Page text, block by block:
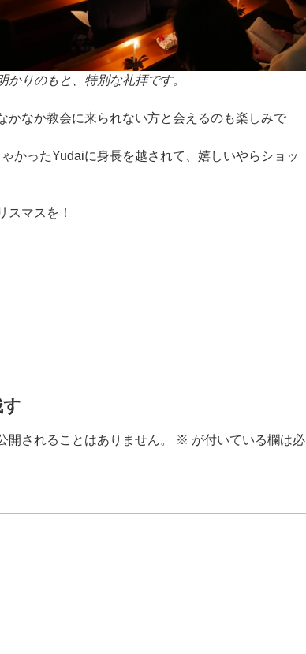
かりのもと、特別な礼拝です。
かなか教会に来られない方と会えるのも楽しみで
かったYudaiに身長を越されて、嬉しいやらショッ
スマスを！
開されることはありません。 ※ が付いている欄は必